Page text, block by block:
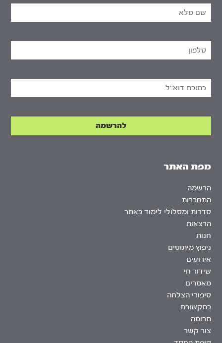
מפת האתר
הרשמה
התחברות
סדרות ומסלולי לימוד באתר
הרצאות
חנות
ניפוץ מיתוסים
אירועים
שידור חי
מאמרים
סיפורי הצלחה
בתקשורת
תרומה
צור קשר